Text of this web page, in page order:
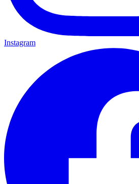
Instagram